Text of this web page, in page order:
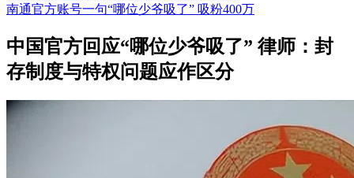
南通官方账号一句“哪位少爷吸了” 吸粉400万
中国官方回应“哪位少爷吸了” 律师：封
存制度与特权问题应作区分